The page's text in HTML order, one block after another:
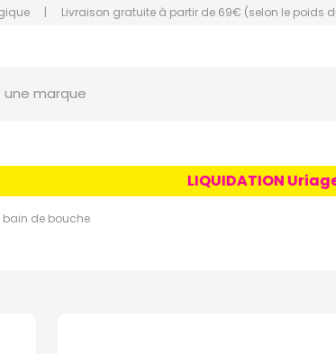
| Livraison gratuite à partir de 69€ (selon le poids
LIQUIDATION Uriage
bain de bouche